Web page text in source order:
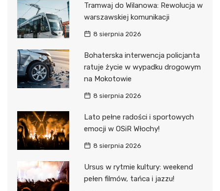
Tramwaj do Wilanowa: Rewolucja w
warszawskiej komunikacji
8 sierpnia 2026
Bohaterska interwencja policjanta
ratuje życie w wypadku drogowym
na Mokotowie
8 sierpnia 2026
Lato pełne radości i sportowych
emocji w OSiR Włochy!
8 sierpnia 2026
Ursus w rytmie kultury: weekend
pełen filmów, tańca i jazzu!